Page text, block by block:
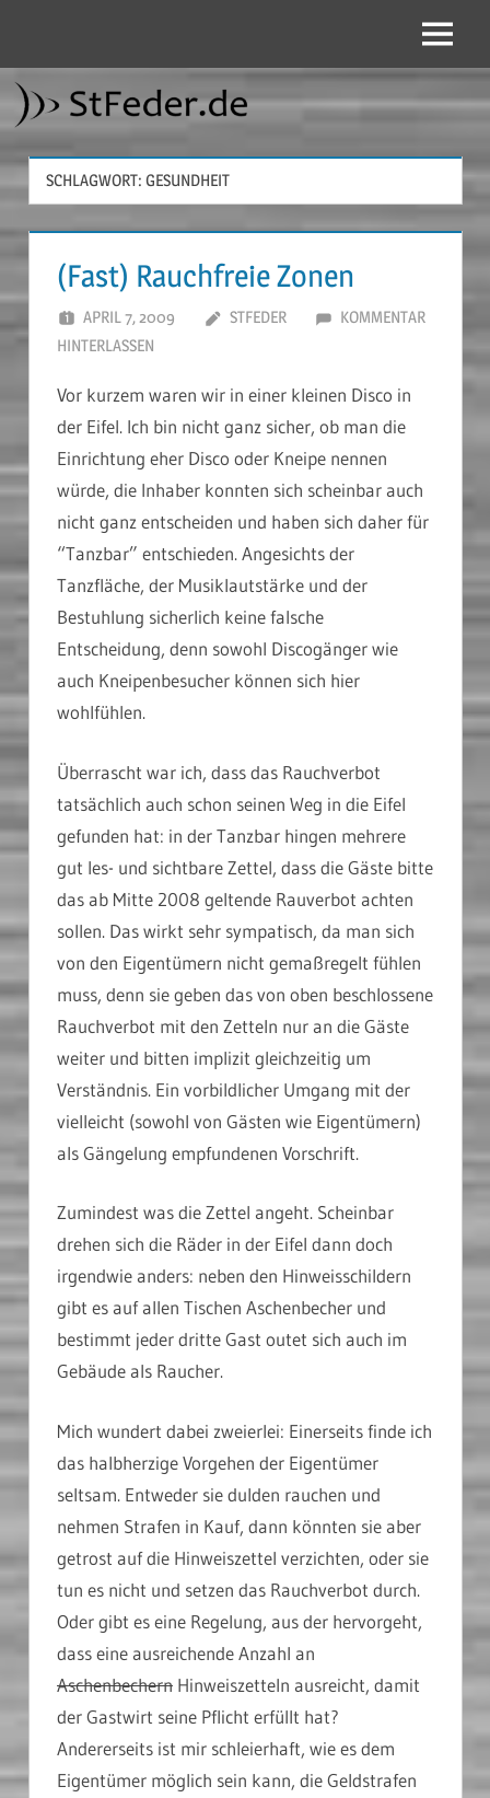
springen
Menü
SCHLAGWORT: GESUNDHEIT
(Fast) Rauchfreie Zonen
APRIL 7, 2009 STFEDER
KOMMENTAR
HINTERLASSEN
Vor kurzem waren wir in einer kleinen Disco in
der Eifel. Ich bin nicht ganz sicher, ob man die
Einrichtung eher Disco oder Kneipe nennen
würde, die Inhaber konnten sich scheinbar auch
nicht ganz entscheiden und haben sich daher für
“Tanzbar” entschieden. Angesichts der
Tanzfläche, der Musiklautstärke und der
Bestuhlung sicherlich keine falsche
Entscheidung, denn sowohl Discogänger wie
auch Kneipenbesucher können sich hier
wohlfühlen.
Überrascht war ich, dass das Rauchverbot
tatsächlich auch schon seinen Weg in die Eifel
gefunden hat: in der Tanzbar hingen mehrere
gut les- und sichtbare Zettel, dass die Gäste bitte
das ab Mitte 2008 geltende Rauverbot achten
sollen. Das wirkt sehr sympatisch, da man sich
von den Eigentümern nicht gemaßregelt fühlen
muss, denn sie geben das von oben beschlossene
Rauchverbot mit den Zetteln nur an die Gäste
weiter und bitten implizit gleichzeitig um
Verständnis. Ein vorbildlicher Umgang mit der
vielleicht (sowohl von Gästen wie Eigentümern)
als Gängelung empfundenen Vorschrift.
Zumindest was die Zettel angeht. Scheinbar
drehen sich die Räder in der Eifel dann doch
irgendwie anders: neben den Hinweisschildern
gibt es auf allen Tischen Aschenbecher und
bestimmt jeder dritte Gast outet sich auch im
Gebäude als Raucher.
Mich wundert dabei zweierlei: Einerseits finde ich
das halbherzige Vorgehen der Eigentümer
seltsam. Entweder sie dulden rauchen und
nehmen Strafen in Kauf, dann könnten sie aber
getrost auf die Hinweiszettel verzichten, oder sie
tun es nicht und setzen das Rauchverbot durch.
Oder gibt es eine Regelung, aus der hervorgeht,
dass eine ausreichende Anzahl an
Aschenbechern Hinweiszetteln ausreicht, damit
der Gastwirt seine Pflicht erfüllt hat?
Andererseits ist mir schleierhaft, wie es dem
Eigentümer möglich sein kann, die Geldstrafen